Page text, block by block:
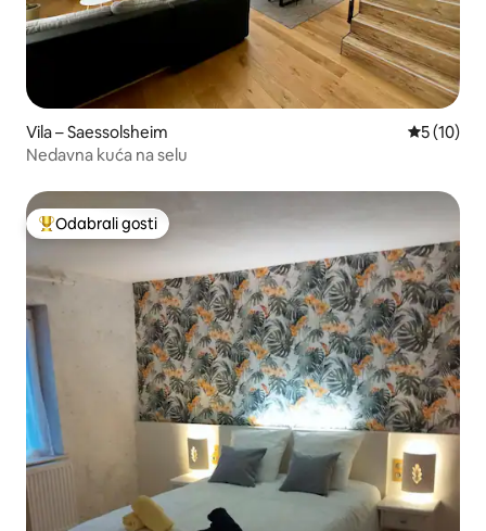
Vila – Saessolsheim Prosječna
5 (10)
Nedavna kuća na selu
Među najviše rangiranima s oznakom „Odabrali gosti”
Odabrali gosti